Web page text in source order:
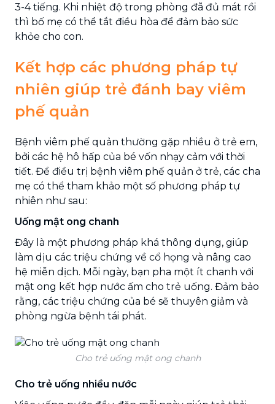
3-4 tiếng. Khi nhiệt độ trong phòng đã đủ mát rồi
thì bố mẹ có thể tắt điều hòa để đảm bảo sức
khỏe cho con.
Kết hợp các phương pháp tự
nhiên giúp trẻ đánh bay viêm
phế quản
Bệnh viêm phế quản thường gặp nhiều ở trẻ em,
bởi các hệ hô hấp của bé vốn nhạy cảm với thời
tiết. Để điều trị bệnh viêm phế quản ở trẻ, các cha
mẹ có thể tham khảo một số phương pháp tự
nhiên như sau:
Uống mật ong chanh
Đây là một phương pháp khá thông dụng, giúp
làm dịu các triệu chứng về cổ họng và nâng cao
hệ miễn dịch. Mỗi ngày, bạn pha một ít chanh với
mật ong kết hợp nước ấm cho trẻ uống. Đảm bảo
rằng, các triệu chứng của bé sẽ thuyên giảm và
phòng ngừa bệnh tái phát.
Cho trẻ uống mật ong chanh
Cho trẻ uống nhiều nước